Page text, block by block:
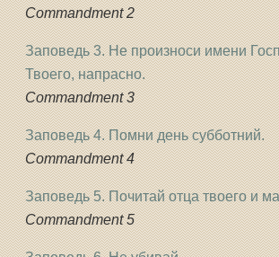
Commandment 2
Заповедь 3. Не произноси имени
Твоего, напрасно.
Commandment 3
Заповедь 4. Помни день субботний.
Commandment 4
Заповедь 5. Почитай отца твоего и
Commandment 5